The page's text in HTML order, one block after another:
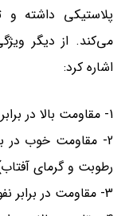
اشاره کرد:
1- مقاومت بالا در برابر کشیدگی و پاره شدن
2- مقاومت خوب در
رطوبت و گرمای
3- مقاومت در برابر نفوذ آب (ضد آب)